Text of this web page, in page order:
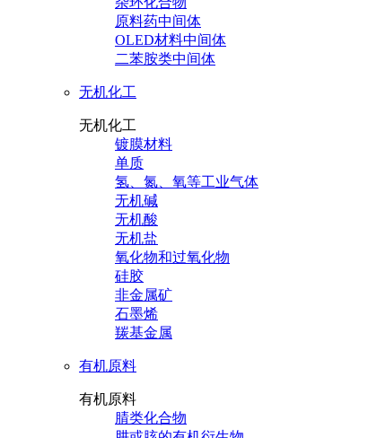
原料药中间体
OLED材料中间体
二苯胺类中间体
无机化工
无机化工
镀膜材料
单质
氢、氮、氧等工业气体
无机碱
无机酸
无机盐
氧化物和过氧化物
硅胶
非金属矿
石墨烯
羰基金属
有机原料
有机原料
腈类化合物